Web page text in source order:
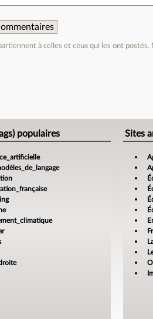
à celles et ceux qui les ont postés.
populaires Sites